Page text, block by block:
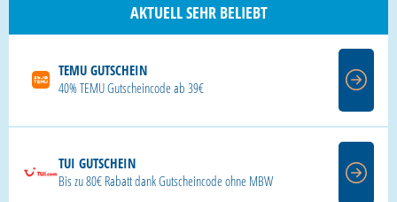
AKTUELL SEHR BELIEBT
TEMU GUTSCHEIN
40% TEMU Gutscheincode ab 39€
TUI GUTSCHEIN
Bis zu 80€ Rabatt dank Gutscheincode ohne MBW